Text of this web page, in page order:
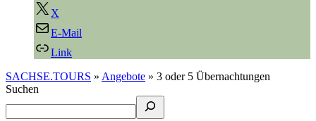
X
E-Mail
Link
SACHSE.TOURS » Angebote » 3 oder 5 Übernachtungen
Suchen